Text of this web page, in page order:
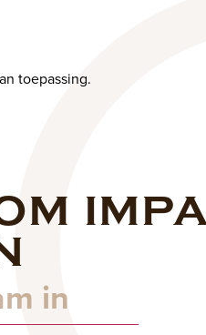
toepassing.